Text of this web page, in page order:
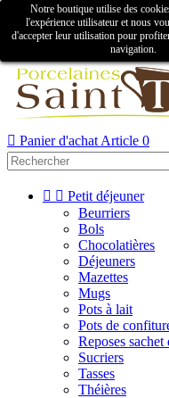
Créer un compteConnexion
 Panier d'achat Article 0
Notre boutique utilise des
l'expérience utilisateur et nous
d'accepter leur utilisation pour
navigation.
  Petit déjeuner
Beurriers
Bols
Chocolatières
Déjeuners
Mazettes
Mugs
Pots à lait
Pots de
Reposes sachet
Sucriers
Tasses
Théières